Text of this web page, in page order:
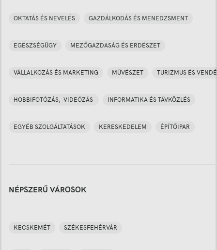
OKTATÁS ÉS NEVELÉS GAZDÁLKODÁS ÉS MENEDZSMENT
EGÉSZSÉGÜGY MEZŐGAZDASÁG ÉS ERDÉSZET
VÁLLALKOZÁS ÉS MARKETING MŰVÉSZET TURIZMUS ÉS
HOBBIFOTÓZÁS, -VIDEÓZÁS INFORMATIKA ÉS TÁVKÖZLÉS
EGYÉB SZOLGÁLTATÁSOK KERESKEDELEM ÉPÍTŐIPAR
NÉPSZERŰ VÁROSOK
KECSKEMÉT SZÉKESFEHÉRVÁR